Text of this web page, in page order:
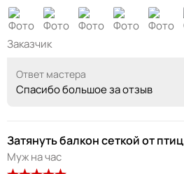
Заказчик
Ответ мастера
Спасибо большое за отзыв
Затянуть балкон сеткой от птиц
Муж на час